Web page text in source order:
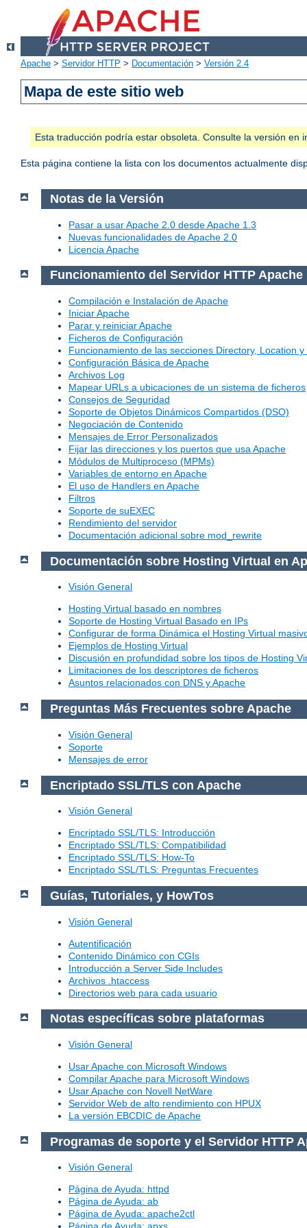
Apache > Servidor HTTP > Documentación > Versión 2.4
Mapa de este sitio web
Esta traducción podría estar obsoleta. Consulte la versión
Esta página contiene la lista con los documentos actualmente
Notas de la Versión
Pasar a usar Apache 2.0 desde Apache 1.3
Nuevas funcionalidades de Apache 2.0
Licencia Apache
Funcionamiento del Servidor HTTP Apache
Compilación e Instalación de Apache
Iniciar Apache
Parar y reiniciar Apache
Ficheros de Configuración
Funcionamiento de las secciones Directory, Location y
Configuración Básica de Apache
Archivos Log
Mapear URLs a ubicaciones de un sistema de ficheros
Consejos de Seguridad
Soporte de Objetos Dinámicos Compartidos (DSO)
Negociación de Contenido
Mensajes de Error Personalizados
Fijar las direcciones y los puertos que usa Apache
Módulos de Multiproceso (MPMs)
Variables de entorno en Apache
El uso de Handlers en Apache
Filtros
Soporte de suEXEC
Rendimiento del servidor
Documentación adicional sobre mod_rewrite
Documentación sobre Hosting Virtual en
Visión General
Hosting Virtual basado en nombres
Soporte de Hosting Virtual Basado en IPs
Configurar de forma Dinámica el Hosting Virtual
Ejemplos de Hosting Virtual
Discusión en profundidad sobre los tipos de Hosting
Limitaciones de los descriptores de ficheros
Asuntos relacionados con DNS y Apache
Preguntas Más Frecuentes sobre Apache
Visión General
Soporte
Mensajes de error
Encriptado SSL/TLS con Apache
Visión General
Encriptado SSL/TLS: Introducción
Encriptado SSL/TLS: Compatibilidad
Encriptado SSL/TLS: How-To
Encriptado SSL/TLS: Preguntas Frecuentes
Guías, Tutoriales, y HowTos
Visión General
Autentificación
Contenido Dinámico con CGIs
Introducción a Server Side Includes
Archivos .htaccess
Directorios web para cada usuario
Notas específicas sobre plataformas
Visión General
Usar Apache con Microsoft Windows
Compilar Apache para Microsoft Windows
Usar Apache con Novell NetWare
Servidor Web de alto rendimiento con HPUX
La versión EBCDIC de Apache
Programas de soporte y el Servidor HTTP
Visión General
Página de Ayuda: httpd
Página de Ayuda: ab
Página de Ayuda: apache2ctl